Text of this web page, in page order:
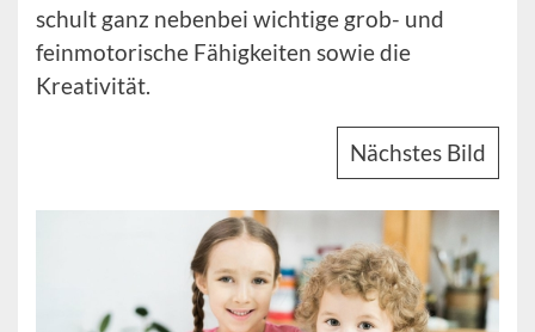
schult ganz nebenbei wichtige grob- und
feinmotorische Fähigkeiten sowie die
Kreativität.
Nächstes Bild